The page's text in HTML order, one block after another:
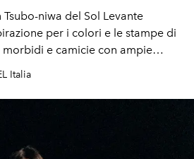
niwa del Sol Levante
per i colori e le stampe di
e camicie con ampie
Italia